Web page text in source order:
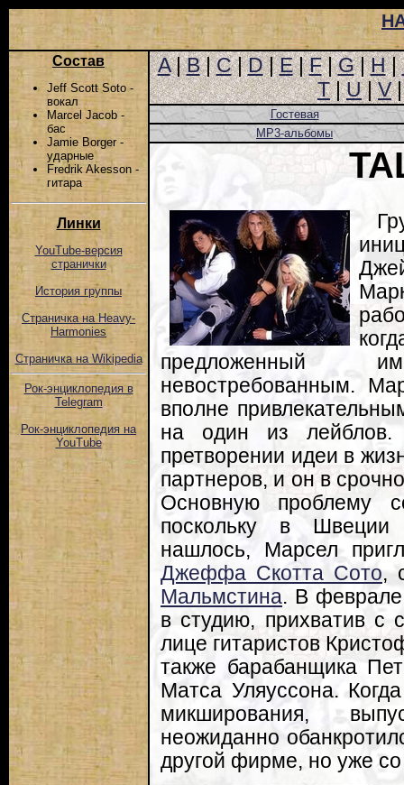
Состав
Jeff Scott Soto -
вокал
Marcel Jacob -
бас
Jamie Borger -
ударные
Fredrik Akesson -
гитара
Линки
YouTube-версия
странички
История группы
Страничка на Heavy-
Harmonies
Страничка на Wikipedia
Рок-энциклопедия в
Telegram
Рок-энциклопедия на
YouTube
A|B|C|D|E|F|G|H|
T|U|V
Гостевая
MP3-альбомы
предложенный
невостребованным.
вполне
на один из
претворении идеи в
партнеров, и он в
Основную проблему
поскольку в Швеции
нашлось, Марсел
Джеффа Скотта Сото,
Мальмстина. В феврале
в студию, прихватив с
лице гитаристов
также барабанщика
Матса Уляуссона.
микширования,
неожиданно
другой фирме, но уже